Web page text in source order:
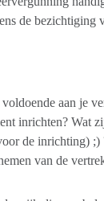
de bezichtiging
aan je
inrichten? Wat
de inrichting) ;)
van de